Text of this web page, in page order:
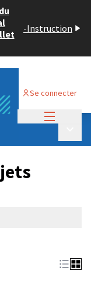
-Instruction
Se connecter